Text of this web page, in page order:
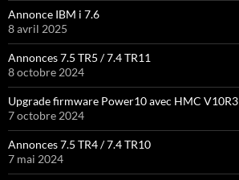
Annonce IBM i 7.6
8 avril 2025
Annonces 7.5 TR5 / 7.4 TR11
8 octobre 2024
Upgrade firmware Power10 avec HMC V10R3
7 octobre 2024
Annonces 7.5 TR4 / 7.4 TR10
7 mai 2024